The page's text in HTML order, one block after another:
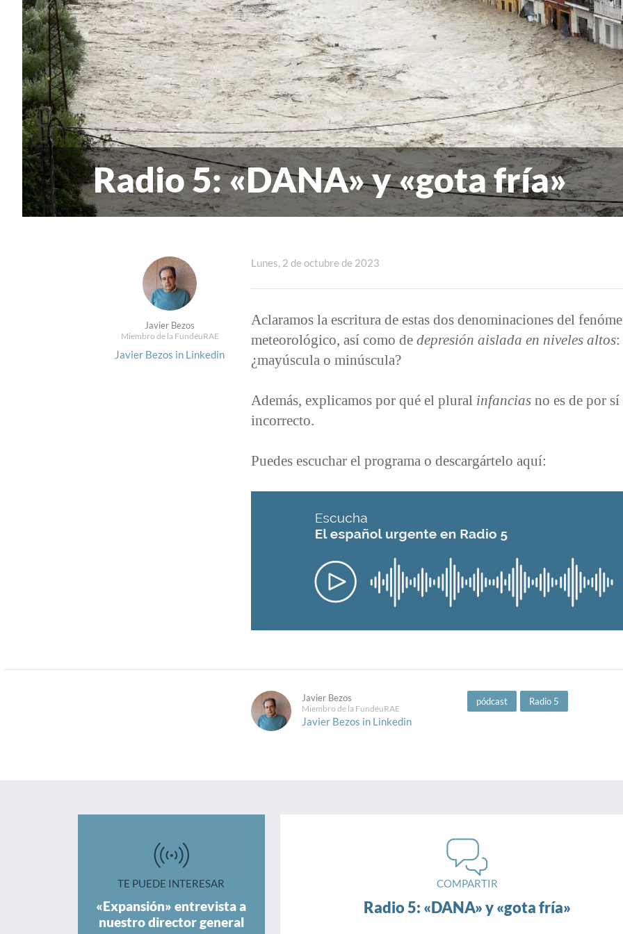
Radio 5: «DANA» y «gota fría»
Javier Bezos
Miembro de la FundéuRAE
Javier Bezos in Linkedin
Lunes, 2 de octubre de 2023
Aclaramos la escritura de estas dos denominaciones del
meteorológico, así como de depresión aislada en niveles altos:
¿mayúscula o minúscula?
Además, explicamos por qué el plural infancias no es de por sí
incorrecto.
Puedes escuchar el programa o descargártelo aquí:
Javier Bezos
Miembro de la FundéuRAE
Javier Bezos in Linkedin
pódcast Radio 5
TE PUEDE INTERESAR
«Expansión» entrevista a
nuestro director general
COMPARTIR
Radio 5: «DANA» y «gota fría»